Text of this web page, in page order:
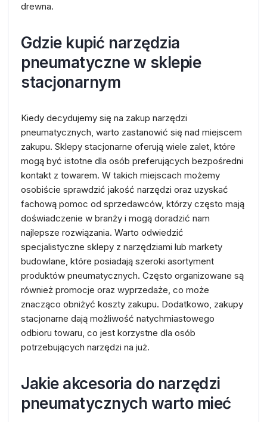
drewna.
Gdzie kupić narzędzia
pneumatyczne w sklepie
stacjonarnym
Kiedy decydujemy się na zakup narzędzi
pneumatycznych, warto zastanowić się nad miejscem
zakupu. Sklepy stacjonarne oferują wiele zalet, które
mogą być istotne dla osób preferujących bezpośredni
kontakt z towarem. W takich miejscach możemy
osobiście sprawdzić jakość narzędzi oraz uzyskać
fachową pomoc od sprzedawców, którzy często mają
doświadczenie w branży i mogą doradzić nam
najlepsze rozwiązania. Warto odwiedzić
specjalistyczne sklepy z narzędziami lub markety
budowlane, które posiadają szeroki asortyment
produktów pneumatycznych. Często organizowane są
również promocje oraz wyprzedaże, co może
znacząco obniżyć koszty zakupu. Dodatkowo, zakupy
stacjonarne dają możliwość natychmiastowego
odbioru towaru, co jest korzystne dla osób
potrzebujących narzędzi na już.
Jakie akcesoria do narzędzi
pneumatycznych warto mieć